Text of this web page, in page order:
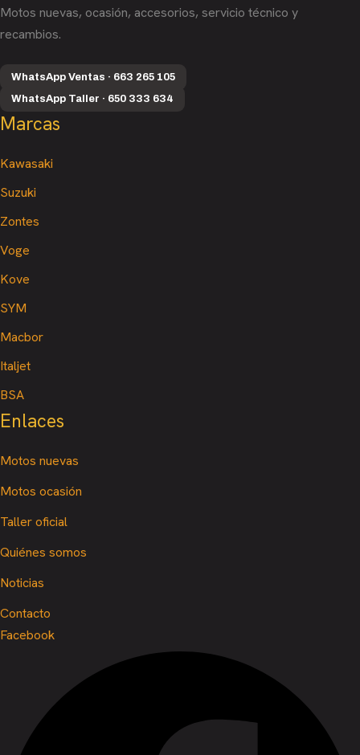
Motos nuevas, ocasión, accesorios, servicio técnico y
recambios.
WhatsApp Ventas · 663 265 105
WhatsApp Taller · 650 333 634
Marcas
Kawasaki
Suzuki
Zontes
Voge
Kove
SYM
Macbor
Italjet
BSA
Enlaces
Motos nuevas
Motos ocasión
Taller oficial
Quiénes somos
Noticias
Contacto
Facebook